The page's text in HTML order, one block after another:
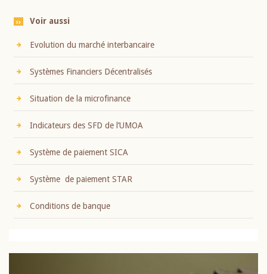
Voir aussi
Evolution du marché interbancaire
Systèmes Financiers Décentralisés
Situation de la microfinance
Indicateurs des SFD de l’UMOA
Système de paiement SICA
Système de paiement STAR
Conditions de banque